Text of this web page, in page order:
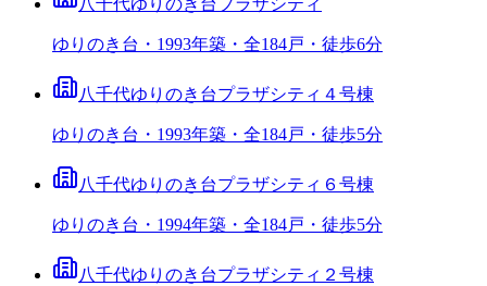
ゆりのき台・1993年築・全184戸・徒歩6分
八千代ゆりのき台プラザシティ４号棟
ゆりのき台・1993年築・全184戸・徒歩5分
八千代ゆりのき台プラザシティ６号棟
ゆりのき台・1994年築・全184戸・徒歩5分
八千代ゆりのき台プラザシティ２号棟